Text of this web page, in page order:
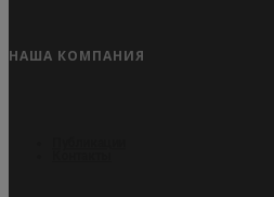
НАША КОМПАНИЯ